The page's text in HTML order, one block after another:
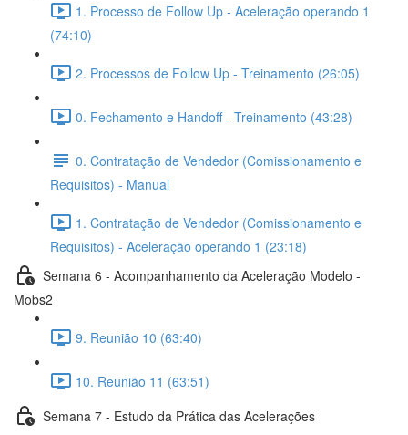
1. Processo de Follow Up - Aceleração operando 1
(74:10)
2. Processos de Follow Up - Treinamento (26:05)
0. Fechamento e Handoff - Treinamento (43:28)
0. Contratação de Vendedor (Comissionamento e
Requisitos) - Manual
1. Contratação de Vendedor (Comissionamento e
Requisitos) - Aceleração operando 1 (23:18)
Semana 6 - Acompanhamento da Aceleração Modelo -
Mobs2
9. Reunião 10 (63:40)
10. Reunião 11 (63:51)
Semana 7 - Estudo da Prática das Acelerações